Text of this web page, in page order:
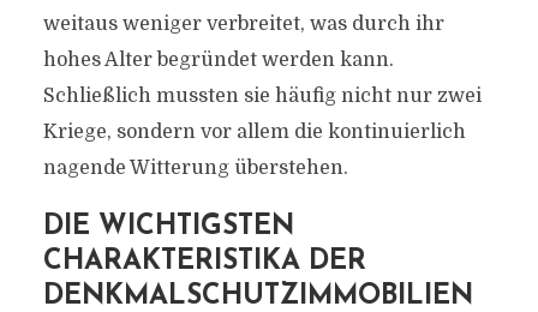
weitaus weniger verbreitet, was durch ihr
hohes Alter begründet werden kann.
Schließlich mussten sie häufig nicht nur zwei
Kriege, sondern vor allem die kontinuierlich
nagende Witterung überstehen.
DIE WICHTIGSTEN
CHARAKTERISTIKA DER
DENKMALSCHUTZIMMOBILIEN